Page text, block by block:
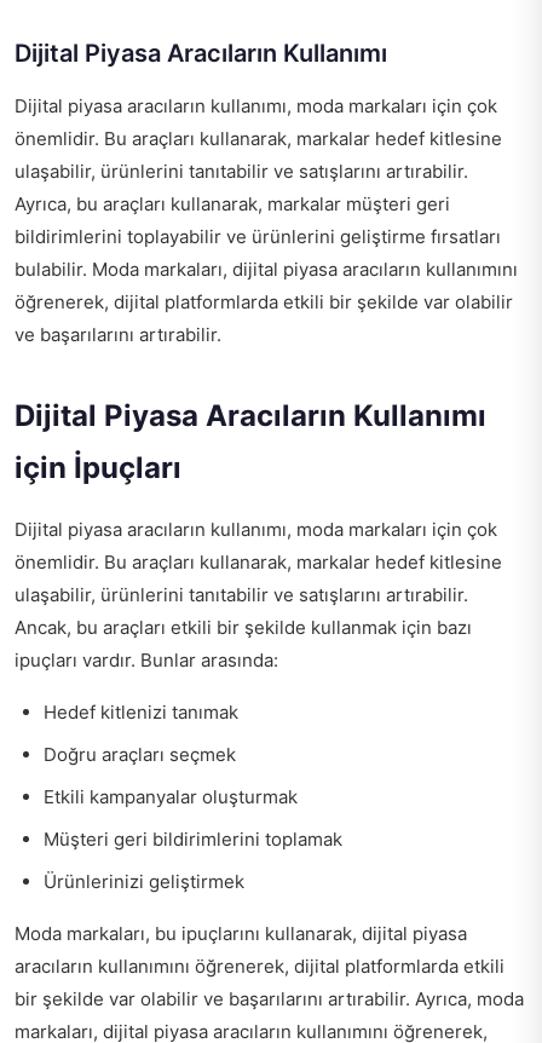
Dijital Piyasa Aracıların Kullanımı
Dijital piyasa aracıların kullanımı, moda markaları için çok
önemlidir. Bu araçları kullanarak, markalar hedef kitlesine
ulaşabilir, ürünlerini tanıtabilir ve satışlarını artırabilir.
Ayrıca, bu araçları kullanarak, markalar müşteri geri
bildirimlerini toplayabilir ve ürünlerini geliştirme fırsatları
bulabilir. Moda markaları, dijital piyasa aracıların kullanımını
öğrenerek, dijital platformlarda etkili bir şekilde var olabilir
ve başarılarını artırabilir.
Dijital Piyasa Aracıların Kullanımı
için İpuçları
Dijital piyasa aracıların kullanımı, moda markaları için çok
önemlidir. Bu araçları kullanarak, markalar hedef kitlesine
ulaşabilir, ürünlerini tanıtabilir ve satışlarını artırabilir.
Ancak, bu araçları etkili bir şekilde kullanmak için bazı
ipuçları vardır. Bunlar arasında:
Hedef kitlenizi tanımak
Doğru araçları seçmek
Etkili kampanyalar oluşturmak
Müşteri geri bildirimlerini toplamak
Ürünlerinizi geliştirmek
Moda markaları, bu ipuçlarını kullanarak, dijital piyasa
aracıların kullanımını öğrenerek, dijital platformlarda etkili
bir şekilde var olabilir ve başarılarını artırabilir. Ayrıca, moda
markaları, dijital piyasa aracıların kullanımını öğrenerek,